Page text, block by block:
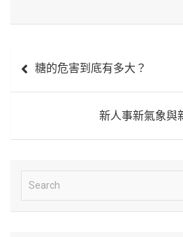
章 糖的危害到底有多大？
新人事新氣象與
e